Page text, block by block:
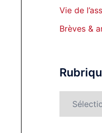
Vie de
Brèves &